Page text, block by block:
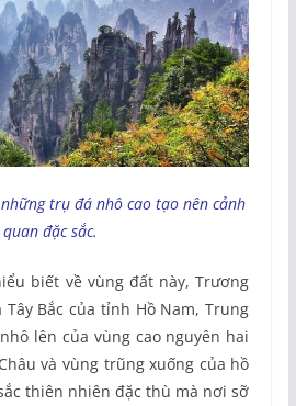
trụ đá nhô cao tạo nên cảnh
quan đặc sắc.
biết về vùng đất này, Trương
Bắc của tỉnh Hồ Nam, Trung
lên của vùng cao nguyên hai
và vùng trũng xuống của hồ
thiên nhiên đặc thù mà nơi sỡ